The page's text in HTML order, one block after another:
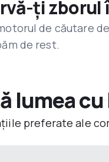
ți zborul
de căutare
de rest.
lumea cu
preferate ale